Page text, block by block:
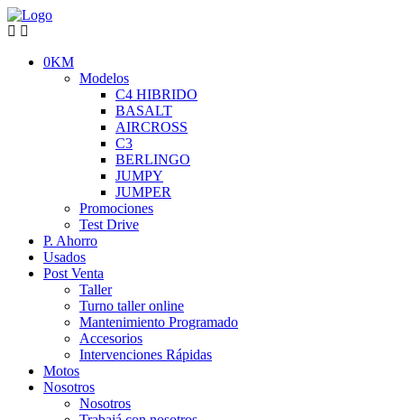
0KM
Modelos
C4 HIBRIDO
BASALT
AIRCROSS
C3
BERLINGO
JUMPY
JUMPER
Promociones
Test Drive
P. Ahorro
Usados
Post Venta
Taller
Turno taller online
Mantenimiento Programado
Accesorios
Intervenciones Rápidas
Motos
Nosotros
Nosotros